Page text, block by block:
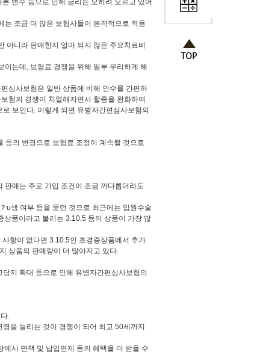
변수 등으로 인해 금리는 오히려 오르고 있어
는 조금 더 많은 보험사들이 본격적으로 적용
아니라 판매한지 얼마 되지 않은 주요치료비
는데, 보험료 경쟁을 위해 일부 무리하게 해
심사보험은 일반 상품에 비해 인수를 간편하
험의 경쟁이 치열해지면서 할증을 완화하여
보인다. 이렇게 되면 유병자간편심사보험의
등의 변경으로 보험료 조정이 계속될 것으로
매는 주로 가입 조건이 조금 까다롭더라도
u생 여부 등을 묻던 것으로 최근에는 입원수술
품이라고 불리는 3.10.5 등의 상품이 가장 많
항이 없다면 3.10.5인 초경증상품에서 추가
상품의 판매량이 더 많아지고 있다.
지 확대 등으로 인해 유병자간편심사보험의
.
을 늘리는 것이 경쟁이 되어 최고 50세까지
서 면책 및 납입면제 등의 혜택을 더 받을 수